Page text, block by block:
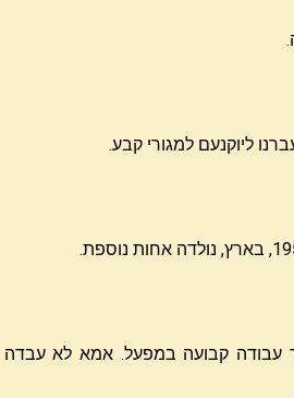
עבודה קבועה במפעל. אמא לא עבדה